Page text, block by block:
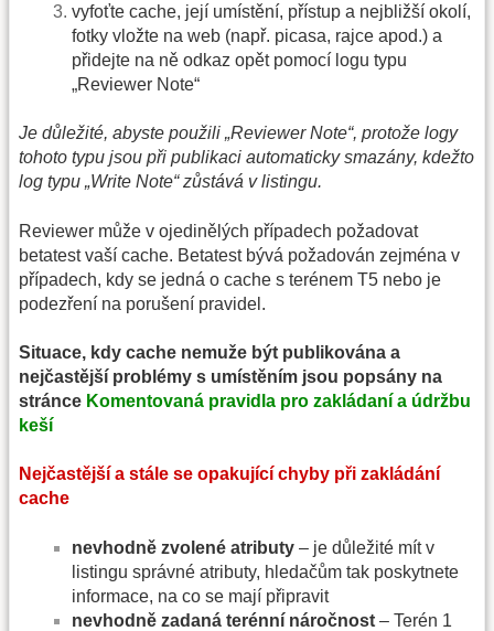
vyfoťte cache, její umístění, přístup a nejbližší okolí,
fotky vložte na web (např. picasa, rajce apod.) a
přidejte na ně odkaz opět pomocí logu typu
„Reviewer Note“
Je důležité, abyste použili „Reviewer Note“, protože logy
tohoto typu jsou při publikaci automaticky smazány, kdežto
log typu „Write Note“ zůstává v listingu.
Reviewer může v ojedinělých případech požadovat
betatest vaší cache. Betatest bývá požadován zejména v
případech, kdy se jedná o cache s terénem T5 nebo je
podezření na porušení pravidel.
Situace, kdy cache nemuže být publikována a
nejčastější problémy s umístěním jsou popsány na
stránce Komentovaná pravidla pro zakládaní a údržbu
keší
Nejčastější a stále se opakující chyby při zakládání
cache
nevhodně zvolené atributy – je důležité mít v
listingu správné atributy, hledačům tak poskytnete
informace, na co se mají připravit
nevhodně zadaná terénní náročnost – Terén 1